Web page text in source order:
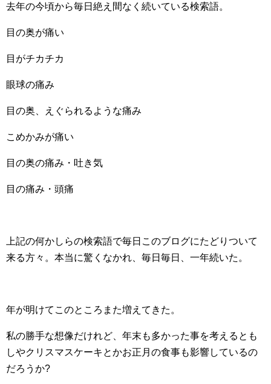
去年の今頃から毎日絶え間なく続いている検索語。
目の奥が痛い
目がチカチカ
眼球の痛み
目の奥、えぐられるような痛み
こめかみが痛い
目の奥の痛み・吐き気
目の痛み・頭痛
上記の何かしらの検索語で毎日このブログにたどりついて
来る方々。本当に驚くなかれ、毎日毎日、一年続いた。
年が明けてこのところまた増えてきた。
私の勝手な想像だけれど、年末も多かった事を考えるとも
しやクリスマスケーキとかお正月の食事も影響しているの
だろうか?